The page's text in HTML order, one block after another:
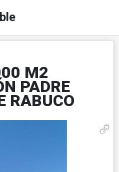
M2
PADRE
RABUCO